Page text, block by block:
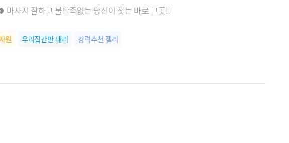
사지 잘하고 불만족없는 당신이 찾는 바로 그곳!!
원 우리집간판 태리 강력추천 젤리